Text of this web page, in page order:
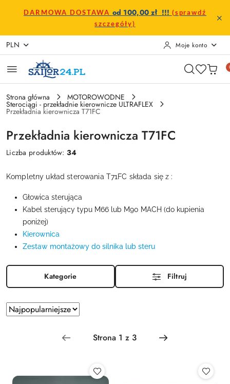
Przejdź do treści głównej
Przejdź do wyszukiwarki
Przejdź do moje konto
Przejdź do menu głównego
Przejdź do stopki
DARMOWA DOSTAWA od 100,00 zł !!! (sprawdź
szczegóły)
PLN Moje konto
Strona główna MOTOROWODNE
Sterociągi - przekładnie kierownicze ULTRAFLEX
Przekładnia kierownicza T71FC
Przekładnia kierownicza T71FC
Liczba produktów:34
Kompletny układ sterowania T71FC składa się z :
Głowica sterująca
Kabel sterujący typu M66 lub M90 MACH (do kupienia
poniżej)
Kierownica
Zestaw montażowy do silnika lub steru
Kategorie Filtruj
Zastosowano
sortowanie:
Najpopularniejsze.
Sortuj
według